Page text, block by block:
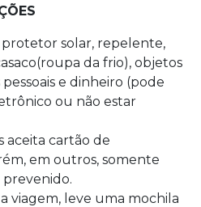
protetor solar, repelente,
da frio), objetos
pessoais e dinheiro (pode
ou não estar
aceita cartão de
em outros, somente
prevenido.
viagem, leve uma mochila